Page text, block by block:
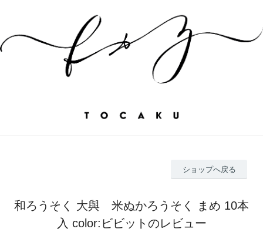
ショップへ戻る
和ろうそく 大與 米ぬかろうそく まめ 10本
入 color:ビビットのレビュー